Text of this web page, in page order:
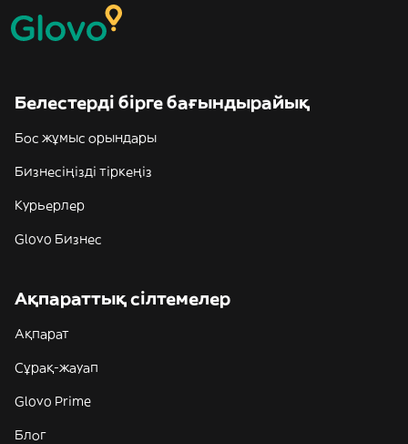
Белестерді бірге бағындырайық
Бос жұмыс орындары
Бизнесіңізді тіркеңіз
Курьерлер
Glovo Бизнес
Ақпараттық сілтемелер
Ақпарат
Сұрақ-жауап
Glovo Prime
Блог